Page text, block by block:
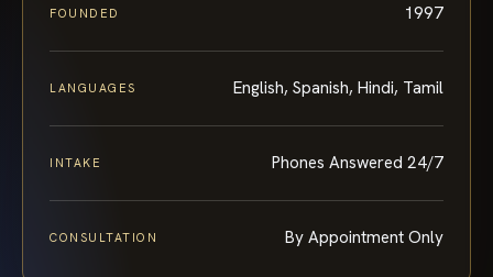
FOUNDED 1997
LANGUAGES English, Spanish, Hindi, Tamil
INTAKE Phones Answered 24/7
CONSULTATION By Appointment Only